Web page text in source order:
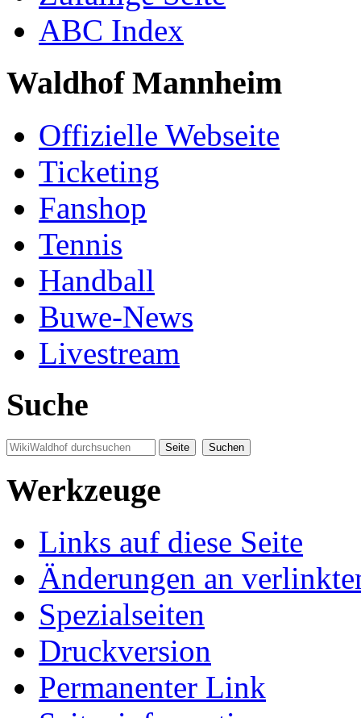
ABC Index
Waldhof Mannheim
Offizielle Webseite
Ticketing
Fanshop
Tennis
Handball
Buwe-News
Livestream
Suche
Werkzeuge
Links auf diese Seite
Änderungen an
Spezialseiten
Druckversion
Permanenter Link